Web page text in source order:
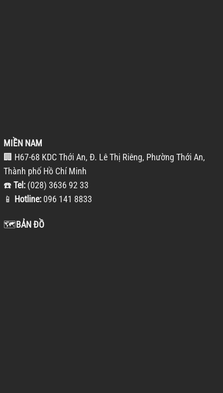
MIỀN NAM
🏢 H67-68 KDC Thới An, Đ. Lê Thị Riêng, Phường Thới An,
Thành phố Hồ Chí Minh
☎️Tel: (028) 3636 92 33
📱 Hotline: 096 141 8833
🗺️BẢN ĐỒ